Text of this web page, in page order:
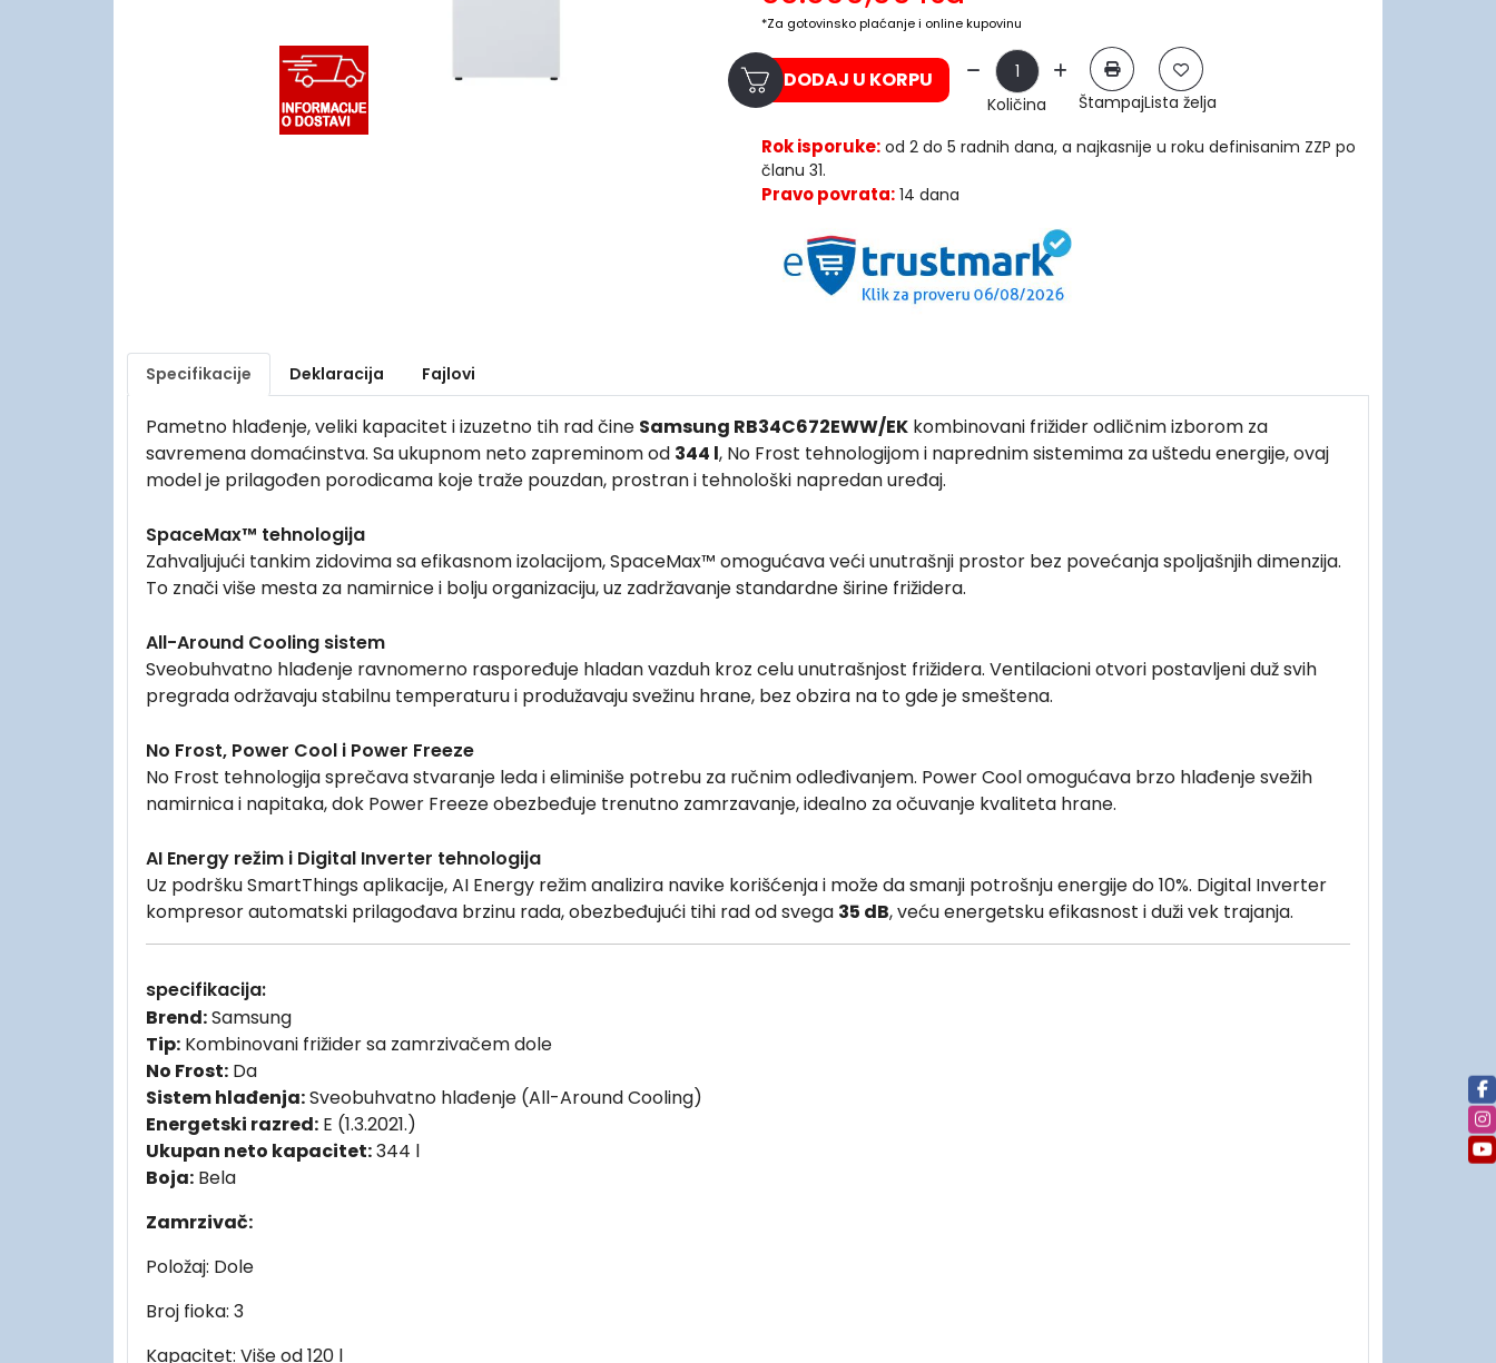
*Za gotovinsko plaćanje i online kupovinu
DODAJ U KORPU
Količina ŠtampajLista želja
Rok isporuke: od 2 do 5 radnih dana, a najkasnije u roku definisanim ZZP po
članu 31.
Pravo povrata: 14 dana
Specifikacije Deklaracija Fajlovi
Pametno hlađenje, veliki kapacitet i izuzetno tih rad čine Samsung RB34C672EWW/EK kombinovani frižider odličnim izborom za
savremena domaćinstva. Sa ukupnom neto zapreminom od 344 l, No Frost tehnologijom i naprednim sistemima za uštedu energije, ovaj
model je prilagođen porodicama koje traže pouzdan, prostran i tehnološki napredan uređaj.
SpaceMax™ tehnologija
Zahvaljujući tankim zidovima sa efikasnom izolacijom, SpaceMax™ omogućava veći unutrašnji prostor bez povećanja spoljašnjih dimenzija.
To znači više mesta za namirnice i bolju organizaciju, uz zadržavanje standardne širine frižidera.
All-Around Cooling sistem
Sveobuhvatno hlađenje ravnomerno raspoređuje hladan vazduh kroz celu unutrašnjost frižidera. Ventilacioni otvori postavljeni duž svih
pregrada održavaju stabilnu temperaturu i produžavaju svežinu hrane, bez obzira na to gde je smeštena.
No Frost, Power Cool i Power Freeze
No Frost tehnologija sprečava stvaranje leda i eliminiše potrebu za ručnim odleđivanjem. Power Cool omogućava brzo hlađenje svežih
namirnica i napitaka, dok Power Freeze obezbeđuje trenutno zamrzavanje, idealno za očuvanje kvaliteta hrane.
AI Energy režim i Digital Inverter tehnologija
Uz podršku SmartThings aplikacije, AI Energy režim analizira navike korišćenja i može da smanji potrošnju energije do 10%. Digital Inverter
kompresor automatski prilagođava brzinu rada, obezbeđujući tihi rad od svega 35 dB, veću energetsku efikasnost i duži vek trajanja.
specifikacija:
Brend:Samsung
Tip: Kombinovani frižider sa zamrzivačem dole
No Frost: Da
Sistem hlađenja:Sveobuhvatno hlađenje (All-Around Cooling)
Energetski razred: E (1.3.2021.)
Ukupan neto kapacitet:344 l
Boja: Bela
Zamrzivač:
Položaj: Dole
Broj fioka: 3
Kapacitet: Više od 120 l